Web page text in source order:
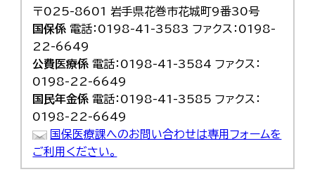
〒025-8601 岩手県花巻市花城町9番30号
国保係 電話：0198-41-3583 ファクス：0198-
22-6649
公費医療係 電話：0198-41-3584 ファクス：
0198-22-6649
国民年金係 電話：0198-41-3585 ファクス：
0198-22-6649
国保医療課へのお問い合わせは専用フォームを
ご利用ください。